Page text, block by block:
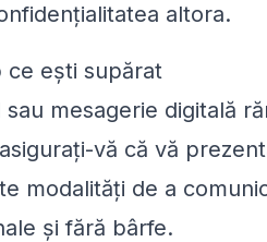
altora.
ce ești supărat
mesagerie digitală
vă că vă
modalități de a
și fără bârfe.